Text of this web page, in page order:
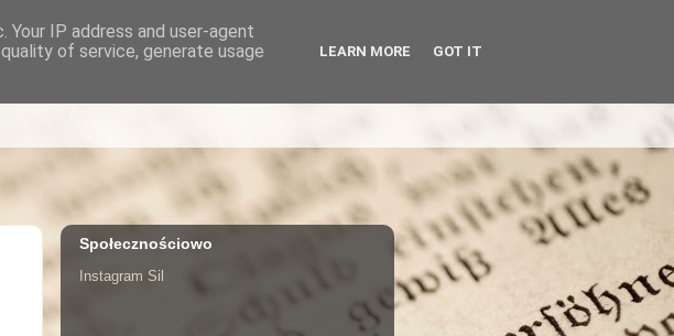
Społecznościowo
Instagram Sil
IP address and user-agent
of service, generate usage
LEARN MORE GOT IT